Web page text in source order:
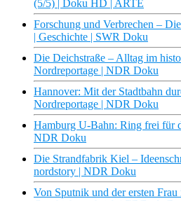
(5/5) | Doku HD | ARTE
Forschung und Verbrechen –
| Geschichte | SWR Doku
Die Deichstraße – Alltag im
Nordreportage | NDR Doku
Hannover: Mit der Stadtbahn
Nordreportage | NDR Doku
Hamburg U-Bahn: Ring frei für
NDR Doku
Die Strandfabrik Kiel –
nordstory | NDR Doku
Von Sputnik und der ersten